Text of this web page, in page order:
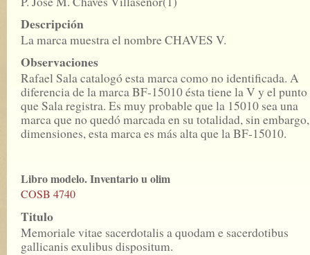
Descripción
La marca muestra el nombre CHAVES V.
Observaciones
Rafael Sala catalogó esta marca como no identificada. A
diferencia de la marca BF-15010 ésta tiene la V y el punto
que Sala registra. Es muy probable que la 15010 sea una
marca que no quedó marcada en su totalidad, sin
dimensiones, esta marca es más alta que la BF-15010.
Libro modelo. Inventario u olim
COSB 4740
Titulo
Memoriale vitae sacerdotalis a quodam e sacerdotibus
gallicanis exulibus dispositum.